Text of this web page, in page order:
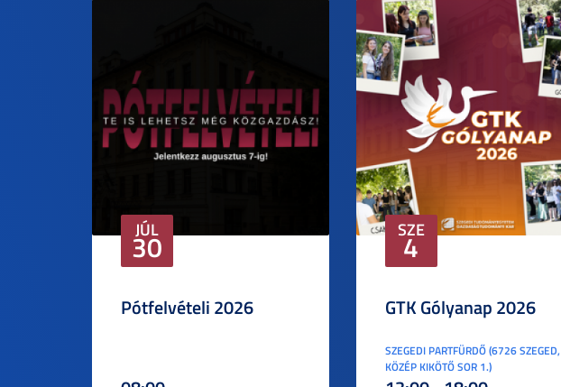
JÚL
30
Pótfelvételi 2026
SZE
4
GTK Gólyanap 2026
SZEGEDI PARTFÜRDŐ (6726 SZEGED,
KÖZÉP KIKÖTŐ SOR 1.)